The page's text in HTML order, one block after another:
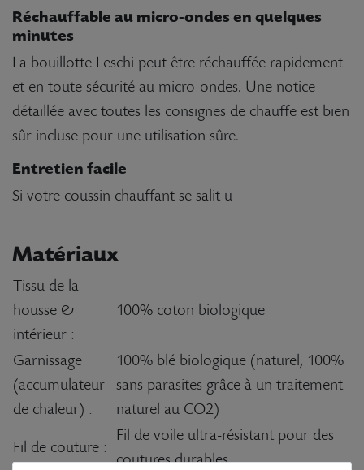
Réchauffable au micro-ondes en quelques
minutes
La bouillotte Leschi peut être réchauffée rapidement
et en toute sécurité au micro-ondes. Une notice
détaillée avec toutes les consignes de chauffe est bien
sûr incluse pour une utilisation sûre.
Entretien facile
Si votre coussin chauffant se salit u
Matériaux
Tissu de la
housse &
intérieur :
100% coton biologique
Garnissage
(accumulateur
de chaleur) :
100% blé biologique (naturel, 100%
sans parasites grâce à un traitement
naturel au CO2)
Fil de couture :
Fil de voile ultra-résistant pour des
coutures durables